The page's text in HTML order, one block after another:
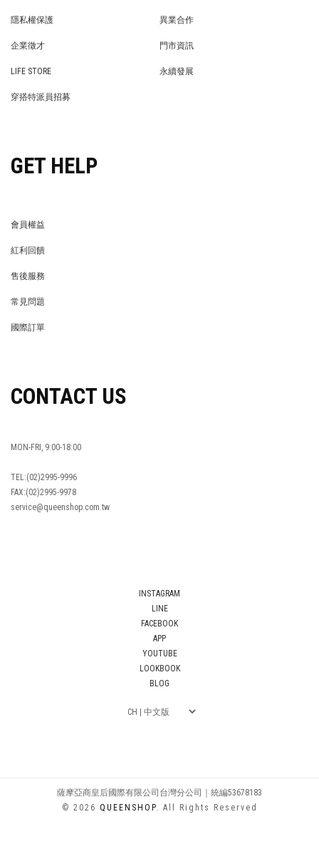
隱私權保護
異業合作
企業徵才
門市資訊
LIFE STORE
永續發展
穿搭特派員招募
GET HELP
會員權益
紅利回饋
售後服務
常見問題
國際訂單
CONTACT US
MON-FRI, 9:00-18:00
TEL:(02)2995-9996
FAX:(02)2995-9978
service@queenshop.com.tw
INSTAGRAM
LINE
FACEBOOK
APP
YOUTUBE
LOOKBOOK
BLOG
薩摩亞商皇后國際有限公司台灣分公司｜統編53678183
© 2026 QUEENSHOP. All Rights Reserved